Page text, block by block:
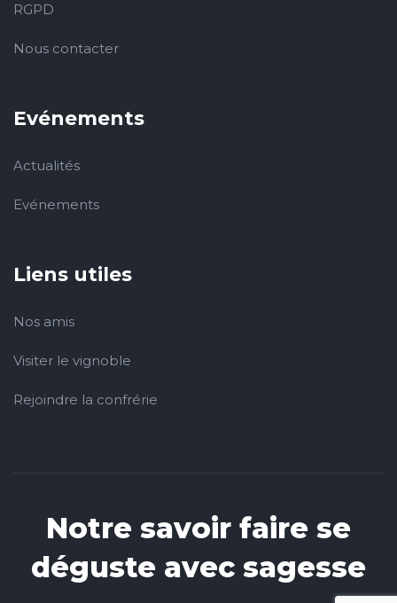
RGPD
Nous contacter
Evénements
Actualités
Evénements
Liens utiles
Nos amis
Visiter le vignoble
Rejoindre la confrérie
Notre savoir faire se
déguste avec sagesse